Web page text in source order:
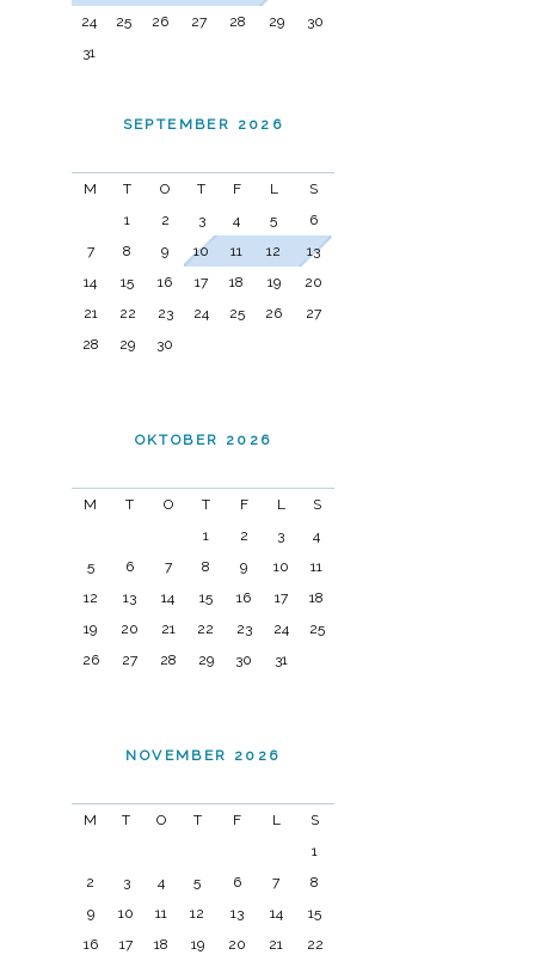
24
25 26 27 28 29
30
31
SEPTEMBER 2026
M T O T F L
S
1
2 3 4 5
6
7
8 9 10 11 12
13
14
15 16 17 18 19
20
21
22 23 24 25 26
27
28
29 30
OKTOBER 2026
M T O T F L
S
1
2 3
4
5
6 7 8 9 10
11
12
13 14 15 16 17
18
19
20 21 22 23 24
25
26
27 28 29 30 31
NOVEMBER 2026
M T O T F L
S
1
2
3 4 5 6 7
8
9
10 11 12 13 14
15
16
17 18 19 20 21 22